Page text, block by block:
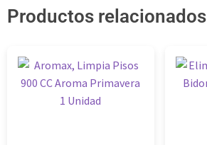
Productos relacionados